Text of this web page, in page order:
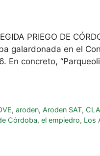
PRIEGO DE
galardonada en el
En concreto,
,aroden,Aroden SAT,
Córdoba, el empiedro, Los